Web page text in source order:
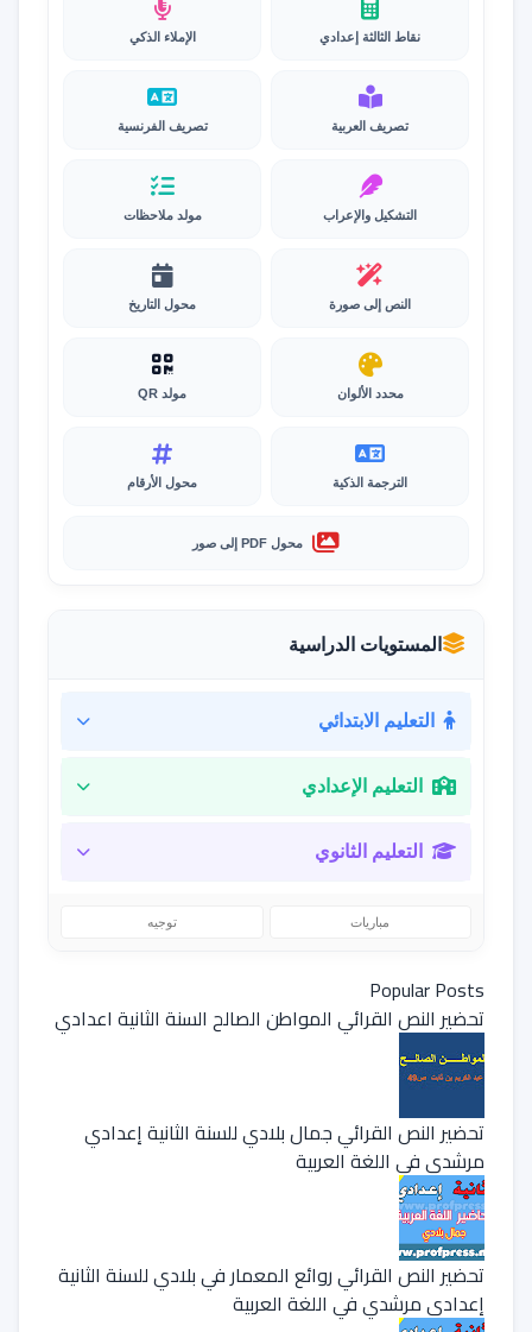
نقاط الثالثة إعدادي الإملاء الذكي
تصريف العربية تصريف الفرنسية
التشكيل والإعراب مولد ملاحظات
النص إلى صورة محول التاريخ
محدد الألوان مولد QR
الترجمة الذكية محول الأرقام
محول PDF إلى صور
المستويات الدراسية
التعليم الابتدائي
التعليم الإعدادي
التعليم الثانوي
مباريات توجيه
Popular Posts
تحضير النص القرائي المواطن الصالح السنة الثانية اعدادي
تحضير النص القرائي جمال بلادي للسنة الثانية إعدادي
مرشدي في اللغة العربية
تحضير النص القرائي روائع المعمار في بلادي للسنة الثانية
إعدادي مرشدي في اللغة العربية